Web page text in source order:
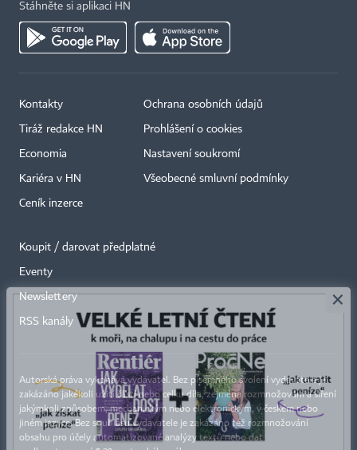
Stáhněte si aplikaci HN
Kontakty
Tiráž redakce HN
Economia
Kariéra v HN
Ceník inzerce
Ochrana osobních údajů
Prohlášení o cookies
Nastavení soukromí
Všeobecné smluvní podmínky
Koupit / darovat předplatné
Eventy
Newslettery
RSS kanály
Autorská práva vykonává vydavatel. Bez písemného svolení vydavatele je
zakázáno jakékoli užití částí nebo celku díla, zejména rozmnožování a šíření
jakýmkoli způsobem, mechanickým nebo elektronickým, v českém nebo
jiném jazyce. Bez souhlasu vydavatele je zakázáno též rozmnožování
obsahu pro účely automatizované analýzy textů nebo dat
×